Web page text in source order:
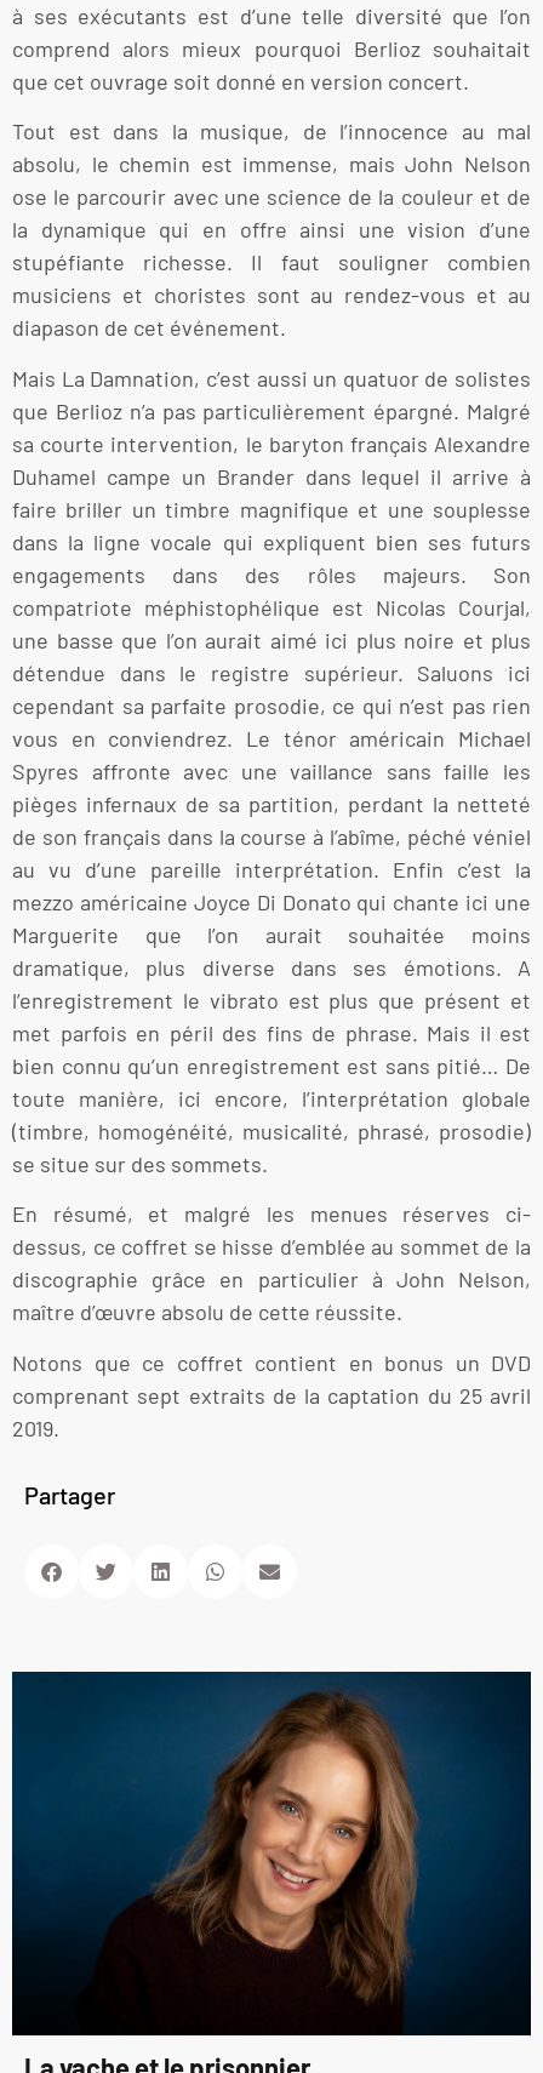
à ses exécutants est d’une telle diversité que l’on
comprend alors mieux pourquoi Berlioz souhaitait
que cet ouvrage soit donné en version concert.
Tout est dans la musique, de l’innocence au mal
absolu, le chemin est immense, mais John Nelson
ose le parcourir avec une science de la couleur et de
la dynamique qui en offre ainsi une vision d’une
stupéfiante richesse. Il faut souligner combien
musiciens et choristes sont au rendez-vous et au
diapason de cet événement.
Mais La Damnation, c’est aussi un quatuor de solistes
que Berlioz n’a pas particulièrement épargné. Malgré
sa courte intervention, le baryton français Alexandre
Duhamel campe un Brander dans lequel il arrive à
faire briller un timbre magnifique et une souplesse
dans la ligne vocale qui expliquent bien ses futurs
engagements dans des rôles majeurs. Son
compatriote méphistophélique est Nicolas Courjal,
une basse que l’on aurait aimé ici plus noire et plus
détendue dans le registre supérieur. Saluons ici
cependant sa parfaite prosodie, ce qui n’est pas rien
vous en conviendrez. Le ténor américain Michael
Spyres affronte avec une vaillance sans faille les
pièges infernaux de sa partition, perdant la netteté
de son français dans la course à l’abîme, péché véniel
au vu d’une pareille interprétation. Enfin c’est la
mezzo américaine Joyce Di Donato qui chante ici une
Marguerite que l’on aurait souhaitée moins
dramatique, plus diverse dans ses émotions. A
l’enregistrement le vibrato est plus que présent et
met parfois en péril des fins de phrase. Mais il est
bien connu qu’un enregistrement est sans pitié… De
toute manière, ici encore, l’interprétation globale
(timbre, homogénéité, musicalité, phrasé, prosodie)
se situe sur des sommets.
En résumé, et malgré les menues réserves ci-
dessus, ce coffret se hisse d’emblée au sommet de la
discographie grâce en particulier à John Nelson,
maître d’œuvre absolu de cette réussite.
Notons que ce coffret contient en bonus un DVD
comprenant sept extraits de la captation du 25 avril
2019.
Partager